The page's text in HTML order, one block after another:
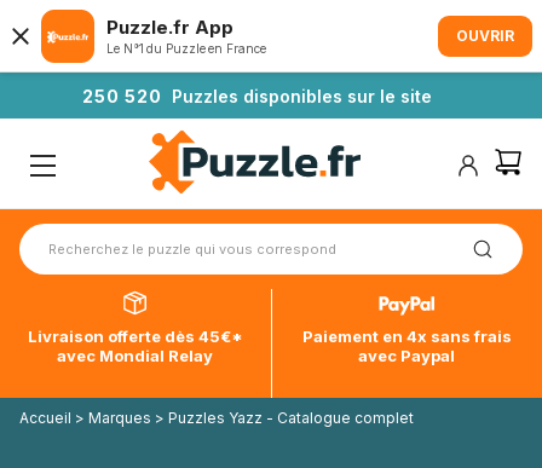
250 520 Puzzles disponibles sur le site
Livraison offerte dès 45€*
avec Mondial Relay
Paiement en 4x sans frais
avec Paypal
Accueil > Marques > Puzzles Yazz - Catalogue complet
Puzzle.fr App
Le N°1 du Puzzle en France
OUVRIR